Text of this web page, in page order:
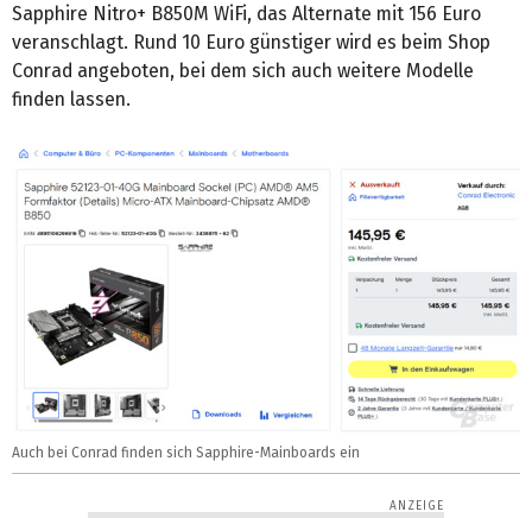
Sapphire Nitro+ B850M WiFi, das Alternate mit 156 Euro
veranschlagt. Rund 10 Euro günstiger wird es beim Shop
Conrad angeboten, bei dem sich auch weitere Modelle
finden lassen.
Auch bei Conrad finden sich Sapphire-Mainboards ein